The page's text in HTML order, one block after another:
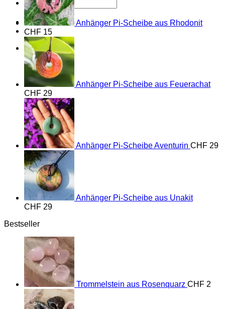
Suche
nach:
Anhänger Pi-Scheibe aus Rhodonit
CHF 15
Anhänger Pi-Scheibe aus Feuerachat
CHF 29
Anhänger Pi-Scheibe Aventurin CHF 29
Anhänger Pi-Scheibe aus Unakit
CHF 29
Bestseller
Trommelstein aus Rosenquarz CHF 2